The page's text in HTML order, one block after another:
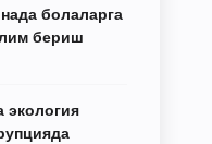
болаларга
бериш
экология